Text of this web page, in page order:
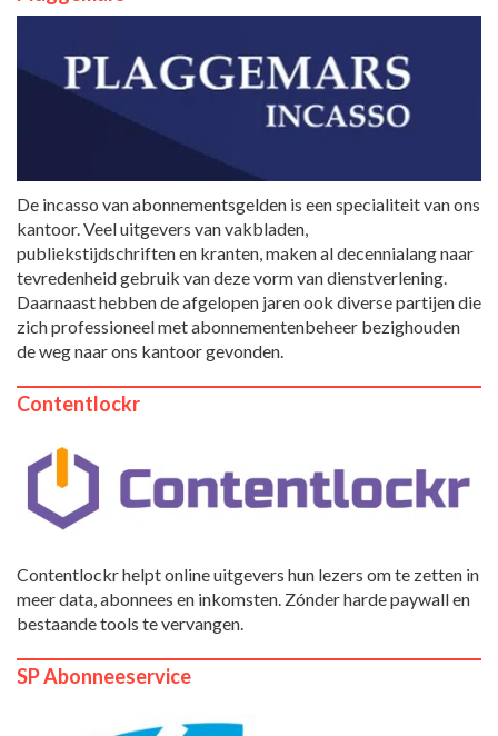
De incasso van abonnementsgelden is een specialiteit van ons
kantoor. Veel uitgevers van vakbladen,
publiekstijdschriften en kranten, maken al decennialang naar
tevredenheid gebruik van deze vorm van dienstverlening.
Daarnaast hebben de afgelopen jaren ook diverse partijen die
zich professioneel met abonnementenbeheer bezighouden
de weg naar ons kantoor gevonden.
Contentlockr
Contentlockr helpt online uitgevers hun lezers om te zetten in
meer data, abonnees en inkomsten. Zónder harde paywall en
bestaande tools te vervangen.
SP Abonneeservice